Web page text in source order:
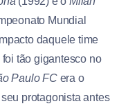
Mundial
daquele time
tão gigantesco no
Paulo FCera o
protagonista antes